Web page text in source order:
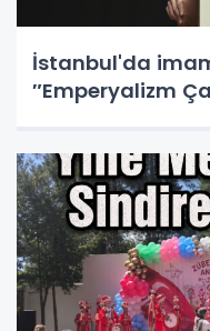
İstanbul'da
″Emperyalizm